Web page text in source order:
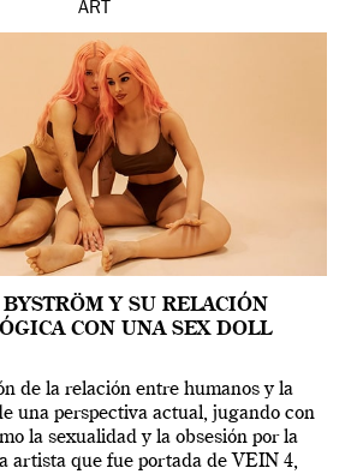
ART
Y SU RELACIÓN
CON UNA SEX DOLL
de la relación entre humanos y la
una perspectiva actual, jugando con
la sexualidad y la obsesión por la
artista que fue portada de VEIN 4,